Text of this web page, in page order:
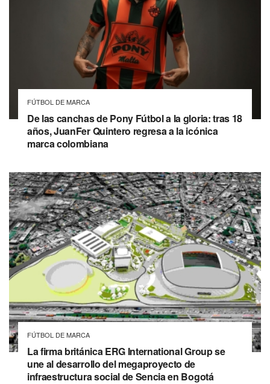
FÚTBOL DE MARCA
De las canchas de Pony Fútbol a la gloria: tras 18
años, JuanFer Quintero regresa a la icónica
marca colombiana
FÚTBOL DE MARCA
La firma británica ERG International Group se
une al desarrollo del megaproyecto de
infraestructura social de Sencia en Bogotá